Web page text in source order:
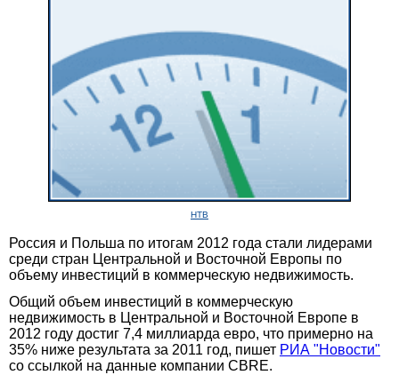
НТВ
Россия и Польша по итогам 2012 года стали лидерами
среди стран Центральной и Восточной Европы по
объему инвестиций в коммерческую недвижимость.
Общий объем инвестиций в коммерческую
недвижимость в Центральной и Восточной Европе в
2012 году достиг 7,4 миллиарда евро, что примерно на
35% ниже результата за 2011 год, пишет РИА "Новости"
со ссылкой на данные компании CBRE.